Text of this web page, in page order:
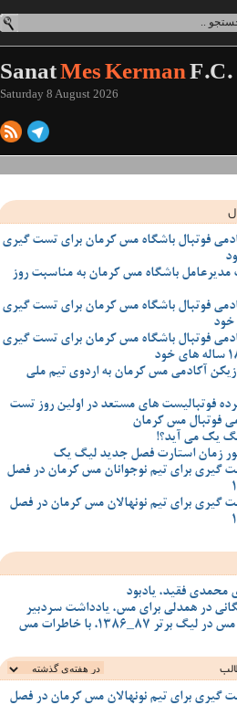
SanatMes KermanF.C.
Saturday 8 August 2026
فوتبال باشگاه مس کرمان برای تست گیری
مدیرعامل باشگاه مس کرمان به مناسبت روز
فوتبال باشگاه مس کرمان برای تست گیری
خود
فوتبال باشگاه مس کرمان برای تست گیری
آکادمی مس کرمان به اردوی تیم ملی
فوتبالیست های مستعد در اولین روز تست
فوتبال مس کرمان
زمان استارت فصل جدید لیگ یک
گیری برای تیم نوجوانان مس کرمان در فصل
گیری برای تیم نونهالان مس کرمان در فصل
محمدی فقید، یادبود
در همدلی برای مس، یادداشت سردبیر
برتر 87_1386، با خاطرات مس
گیری برای تیم نونهالان مس کرمان در فصل